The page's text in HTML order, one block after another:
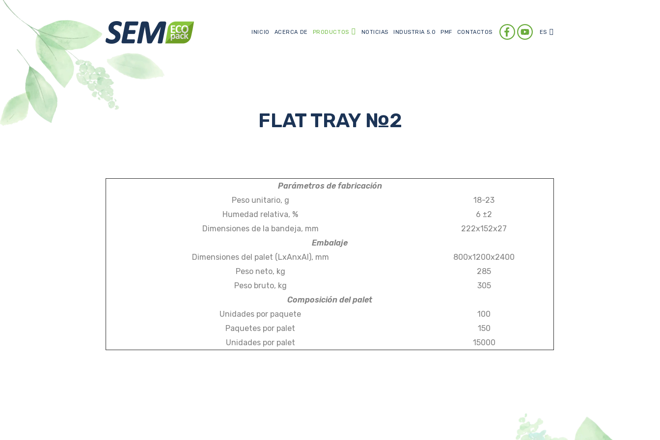
INICIO ACERCA DE PRODUCTOS NOTICIAS INDUSTRIA 5.0 PMF CONTACTOS ES
FLAT TRAY №2
Parámetros de fabricación
Peso unitario, g
18-23
Humedad relativa, %
6 ±2
Dimensiones de la bandeja, mm
222х152х27
Embalaje
Dimensiones del palet (LxAnxAl), mm
800х1200х2400
Peso neto, kg
285
Peso bruto, kg
305
Composición del palet
Unidades por paquete
100
Paquetes por palet
150
Unidades por palet
15000